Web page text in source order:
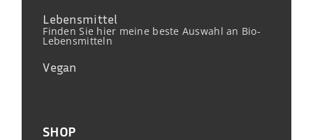
Lebensmittel
Finden Sie hier meine beste Auswahl an Bio-
Lebensmitteln
Vegan
SHOP